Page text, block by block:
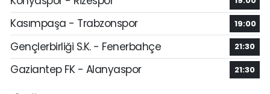
Kasımpaşa - Trabzonspor 19:00
Gençlerbirliği S.K. - Fenerbahçe 21:30
Gaziantep FK - Alanyaspor 21:30